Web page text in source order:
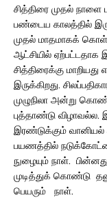
சித்திரை முதல்
பண்டைய காலத்தில்
முதல் மாதமாகக்
ஆட்சியில்
சித்திரைக்கு
இருக்கிறது.
முழுநிலா அன்று
புத்தாண்டு விழாவல்ல.
இரண்டுக்கும் வானியல்
பயணத்தில்
நுழையும் நாள்.
முடித்துக் கொண்டு
பெயரும் நாள்.